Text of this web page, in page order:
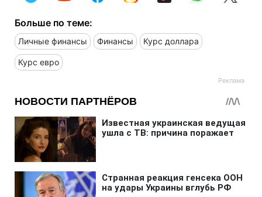
Больше по теме:
Личные финансы Финансы Курс доллара
Курс евро